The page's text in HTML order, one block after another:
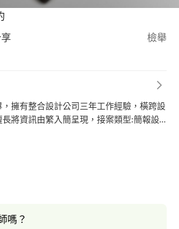
檢舉
擁有整合設計公司三年工作經驗，橫跨設
將資訊由繁入簡呈現，接案類型:簡報設
企劃。
嗎？